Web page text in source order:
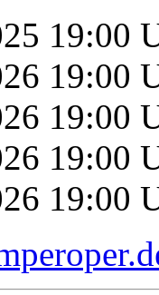
19:00
19:00
19:00
19:00
19:00